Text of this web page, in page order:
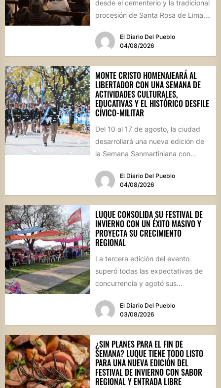
desde el cementerio y la tradicional
procesión de Santa Rosa de Lima,
El Diario Del Pueblo
04/08/2026
MONTE CRISTO HOMENAJEARÁ AL
LIBERTADOR CON UNA SEMANA DE
ACTIVIDADES CULTURALES,
EDUCATIVAS Y EL HISTÓRICO DESFILE
CÍVICO-MILITAR
Del 10 al 17 de agosto, la ciudad
desarrollará una nueva edición de
la Semana Sanmartiniana con
El Diario Del Pueblo
04/08/2026
LUQUE CONSOLIDA SU FESTIVAL DE
INVIERNO CON UN ÉXITO MASIVO Y
PROYECTA SU CRECIMIENTO
REGIONAL
La tercera edición del evento
superó todas las expectativas de
concurrencia y agotó sus
marco, el...El Diario Del Pueblo
03/08/2026
¿SIN PLANES PARA EL FIN DE
SEMANA? LUQUE TIENE TODO LISTO
PARA UNA NUEVA EDICIÓN DEL
FESTIVAL DE INVIERNO CON SABOR
REGIONAL Y ENTRADA LIBRE